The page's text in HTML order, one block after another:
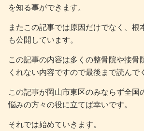
を知る事ができます。
またこの記事では原因だけでなく、根
も公開しています。
この記事の内容は多くの整骨院や接骨
くれない内容ですので最後まで読んで
この記事が岡山市東区のみならず全国
悩みの方々の役に立てば幸いです。
それでは始めていきます。